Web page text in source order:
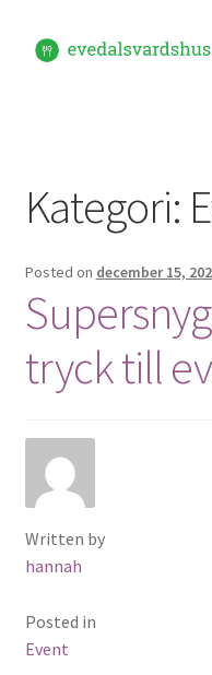
Skip
to
Skip
to
Kategori:
Posted on december 15,
tryck till
Written by
hannah
Posted in
Event